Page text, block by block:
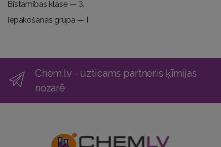
Bīstamības klase — 3.
Iepakošanas grupa — I
Chem.lv - uzticams partneris ķīmijas
nozarē